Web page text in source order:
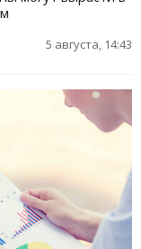
5 августа, 14:43